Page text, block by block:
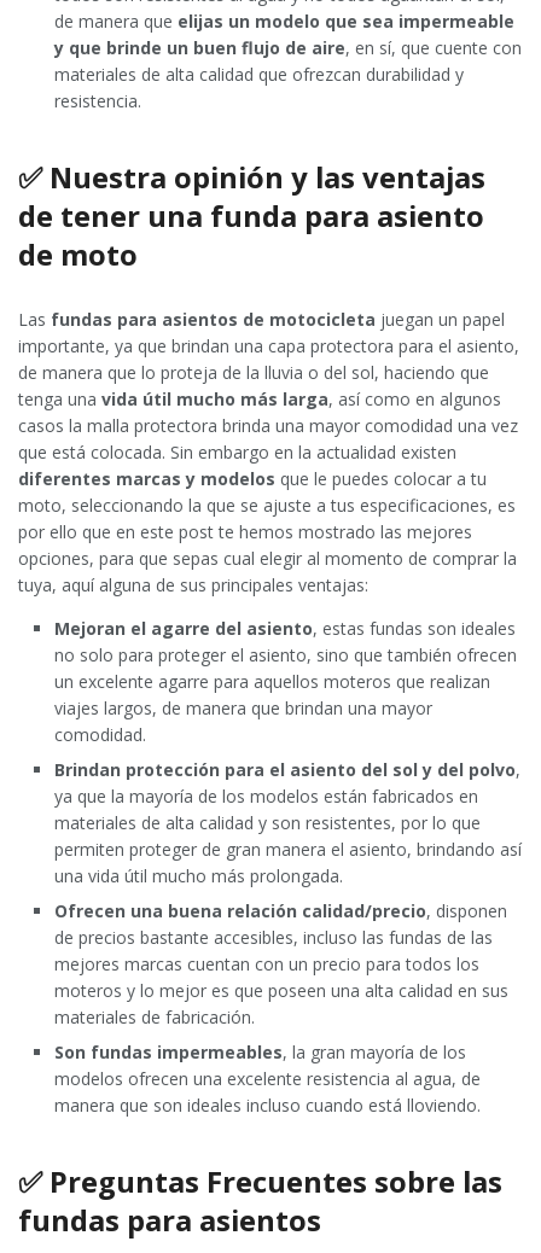
de manera que elijas un modelo que sea impermeable
y que brinde un buen flujo de aire, en sí, que cuente con
materiales de alta calidad que ofrezcan durabilidad y
resistencia.
✅ Nuestra opinión y las ventajas
de tener una funda para asiento
de moto
Las fundas para asientos de motocicleta juegan un papel
importante, ya que brindan una capa protectora para el asiento,
de manera que lo proteja de la lluvia o del sol, haciendo que
tenga una vida útil mucho más larga, así como en algunos
casos la malla protectora brinda una mayor comodidad una vez
que está colocada. Sin embargo en la actualidad existen
diferentes marcas y modelos que le puedes colocar a tu
moto, seleccionando la que se ajuste a tus especificaciones, es
por ello que en este post te hemos mostrado las mejores
opciones, para que sepas cual elegir al momento de comprar la
tuya, aquí alguna de sus principales ventajas:
Mejoran el agarre del asiento, estas fundas son ideales
no solo para proteger el asiento, sino que también ofrecen
un excelente agarre para aquellos moteros que realizan
viajes largos, de manera que brindan una mayor
comodidad.
Brindan protección para el asiento del sol y del polvo,
ya que la mayoría de los modelos están fabricados en
materiales de alta calidad y son resistentes, por lo que
permiten proteger de gran manera el asiento, brindando así
una vida útil mucho más prolongada.
Ofrecen una buena relación calidad/precio, disponen
de precios bastante accesibles, incluso las fundas de las
mejores marcas cuentan con un precio para todos los
moteros y lo mejor es que poseen una alta calidad en sus
materiales de fabricación.
Son fundas impermeables, la gran mayoría de los
modelos ofrecen una excelente resistencia al agua, de
manera que son ideales incluso cuando está lloviendo.
✅ Preguntas Frecuentes sobre las
fundas para asientos